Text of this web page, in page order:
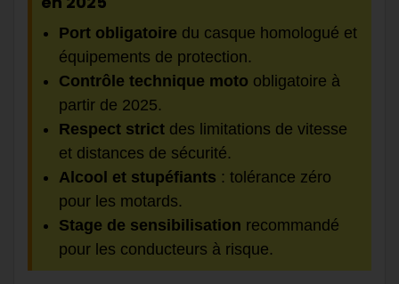
Port obligatoire du casque homologué et
équipements de protection.
Contrôle technique moto obligatoire à
partir de 2025.
Respect strict des limitations de vitesse
et distances de sécurité.
Alcool et stupéfiants : tolérance zéro
pour les motards.
Stage de sensibilisation recommandé
pour les conducteurs à risque.